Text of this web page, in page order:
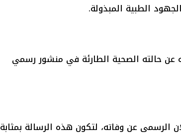
الطبية المبذولة.
عن حالته الصحية الطارئة في منشور رسمي
الرسمي عن وفاته، لتكون هذه الرسالة بمثابة